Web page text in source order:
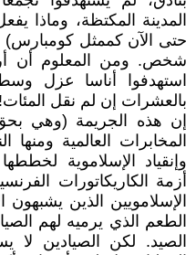
المدينة المكتظة، وماذا
حتى الآن كممثل كومبارس)
شخص. ومن المعلوم أن
استهدفوا أناسا عزل
بالعشرات إن لم نقل المئات!
إن هذه الجريمة (وهي
المخابرات العالمية
وإنقياد الإسلاموية
أزمة الكاريكاتورات
الإسلامويين الذين
الطعم الذي يرميه لهم
الصيد. لكن الصيادين لا